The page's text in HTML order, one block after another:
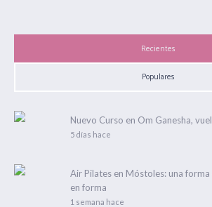
Recientes
Populares
Nuevo Curso en Om Ganesha,
5 días hace
Air Pilates en Móstoles: una
en forma
1 semana hace